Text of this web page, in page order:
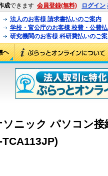
成できます 会員登録(無料) ログイン
法人のお客様 請求書払いのご案内
学校・官公庁のお客様 校費・公費
研究機関のお客様 科研費払いのご
ソニック パソコン
TCA113JP)